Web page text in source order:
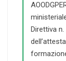
Direttiva